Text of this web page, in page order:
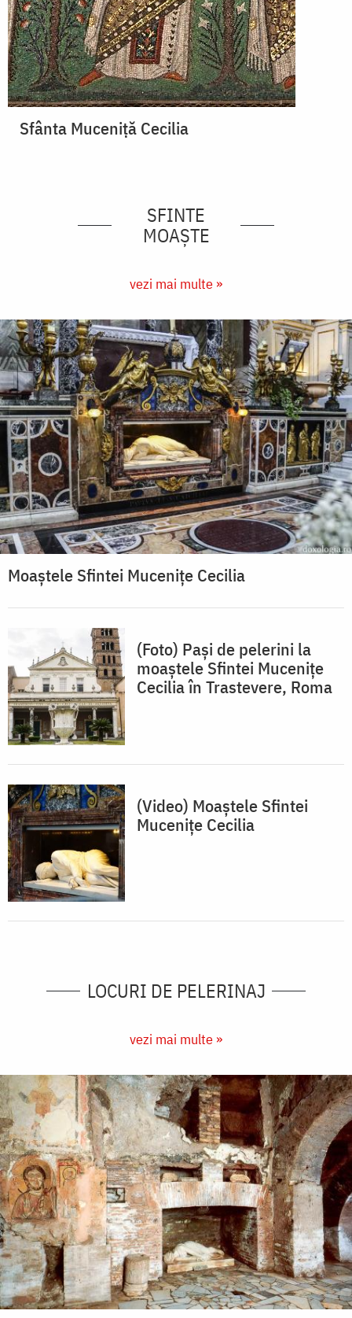
Sfânta Muceniță Cecilia
SFINTE
MOAȘTE
vezi mai multe »
Moaștele Sfintei Mucenițe Cecilia
(Foto) Pași de pelerini la
moaștele Sfintei Mucenițe
Cecilia în Trastevere, Roma
(Video) Moaștele Sfintei
Mucenițe Cecilia
LOCURI DE PELERINAJ
vezi mai multe »